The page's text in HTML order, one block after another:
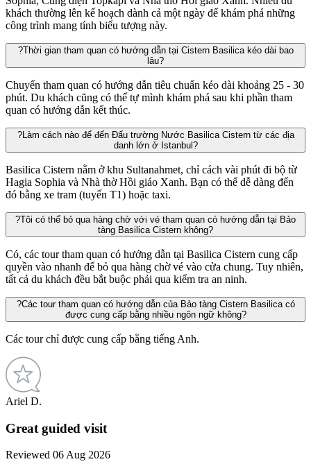
khách thường lên kế hoạch dành cả một ngày để khám phá những
công trình mang tính biểu tượng này​.
?Thời gian tham quan có hướng dẫn tại Cistern Basilica kéo dài bao
lâu?
Chuyến tham quan có hướng dẫn tiêu chuẩn kéo dài khoảng 25 - 30
phút. Du khách cũng có thể tự mình khám phá sau khi phần tham
quan có hướng dẫn kết thúc.
?Làm cách nào để đến Đấu trường Nước Basilica Cistern từ các địa
danh lớn ở Istanbul?
Basilica Cistern nằm ở khu Sultanahmet, chỉ cách vài phút đi bộ từ
Hagia Sophia và Nhà thờ Hồi giáo Xanh. Bạn có thể dễ dàng đến
đó bằng xe tram (tuyến T1) hoặc taxi.
?Tôi có thể bỏ qua hàng chờ với vé tham quan có hướng dẫn tại Bảo
tàng Basilica Cistern không?
Có, các tour tham quan có hướng dẫn tại Basilica Cistern cung cấp
quyền vào nhanh để bỏ qua hàng chờ vé vào cửa chung. Tuy nhiên,
tất cả du khách đều bắt buộc phải qua kiểm tra an ninh.
?Các tour tham quan có hướng dẫn của Bảo tàng Cistern Basilica có
được cung cấp bằng nhiều ngôn ngữ không?
Các tour chỉ được cung cấp bằng tiếng Anh.
Ariel D.
Great guided visit
Reviewed 06 Aug 2026